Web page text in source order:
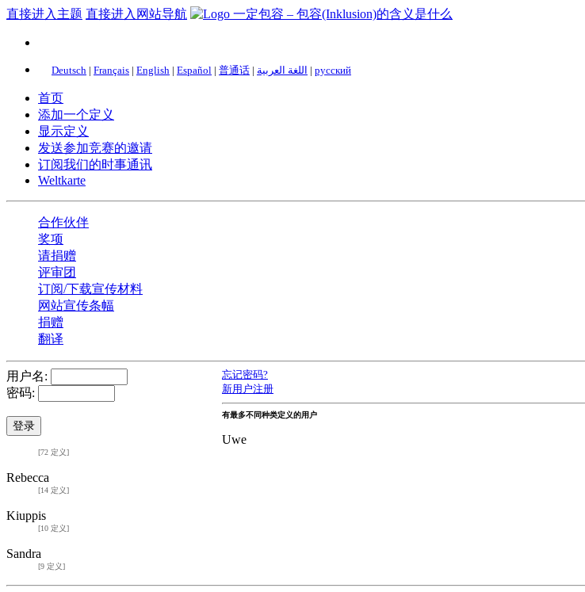
直接进入主题 直接进入网站导航
Deutsch | Français | English | Español | 普通话 | اللغة العربية | русский
首页
添加一个定义
显示定义
发送参加竞赛的邀请
订阅我们的时事通讯
Weltkarte
合作伙伴
奖项
请捐赠
评审团
订阅/下载宣传材料
网站宣传条幅
捐赠
翻译
用户名:
密码:
忘记密码?
新用户注册
有最多不同种类定义的用户
Uwe
[72 定义]
Rebecca
[14 定义]
Kiuppis
[10 定义]
Sandra
[9 定义]